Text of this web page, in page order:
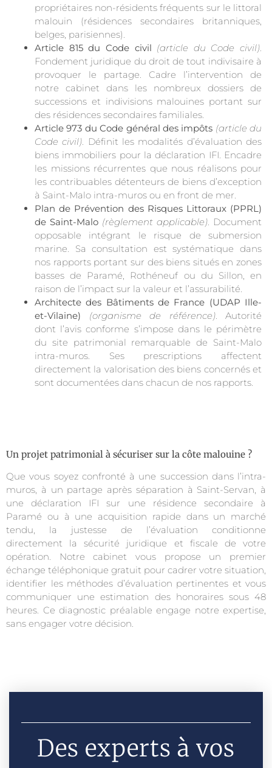
propriétaires non-résidents fréquents sur le littoral
malouin (résidences secondaires britanniques,
belges, parisiennes).
Article 815 du Code civil (article du Code civil).
Fondement juridique du droit de tout indivisaire à
provoquer le partage. Cadre l’intervention de
notre cabinet dans les nombreux dossiers de
successions et indivisions malouines portant sur
des résidences secondaires familiales.
Article 973 du Code général des impôts (article du
Code civil). Définit les modalités d’évaluation des
biens immobiliers pour la déclaration IFI. Encadre
les missions récurrentes que nous réalisons pour
les contribuables détenteurs de biens d’exception
à Saint-Malo intra-muros ou en front de mer.
Plan de Prévention des Risques Littoraux (PPRL)
de Saint-Malo (règlement applicable). Document
opposable intégrant le risque de submersion
marine. Sa consultation est systématique dans
nos rapports portant sur des biens situés en zones
basses de Paramé, Rothéneuf ou du Sillon, en
raison de l’impact sur la valeur et l’assurabilité.
Architecte des Bâtiments de France (UDAP Ille-
et-Vilaine)
(organisme de référence). Autorité
dont l’avis conforme s’impose dans le périmètre
du site patrimonial remarquable de Saint-Malo
intra-muros. Ses prescriptions affectent
directement la valorisation des biens concernés et
sont documentées dans chacun de nos rapports.
Un projet patrimonial à sécuriser sur la côte malouine ?
Que vous soyez confronté à une succession dans l’intra-
muros, à un partage après séparation à Saint-Servan, à
une déclaration IFI sur une résidence secondaire à
Paramé ou à une acquisition rapide dans un marché
tendu, la justesse de l’évaluation conditionne
directement la sécurité juridique et fiscale de votre
opération. Notre cabinet vous propose un premier
échange téléphonique gratuit pour cadrer votre situation,
identifier les méthodes d’évaluation pertinentes et vous
communiquer une estimation des honoraires sous 48
heures. Ce diagnostic préalable engage notre expertise,
sans engager votre décision.
Des experts à vos